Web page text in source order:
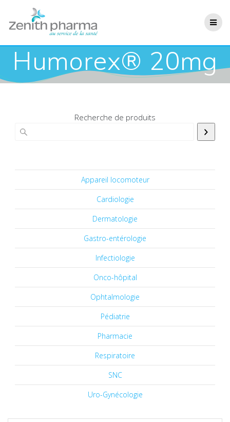
Humorex® 20mg
Recherche de produits
Appareil locomoteur
Cardiologie
Dermatologie
Gastro-entérologie
Infectiologie
Onco-hôpital
Ophtalmologie
Pédiatrie
Pharmacie
Respiratoire
SNC
Uro-Gynécologie